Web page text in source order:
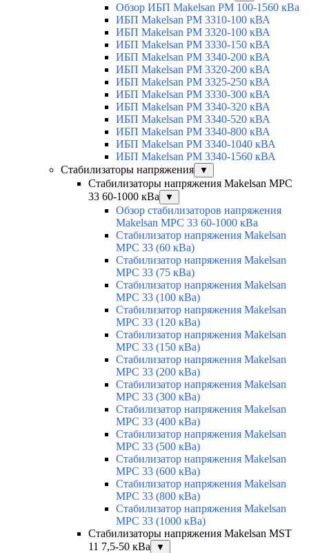
Обзор ИБП Makelsan PM 100-1560 кВа
ИБП Makelsan PM 3310-100 кВА
ИБП Makelsan PM 3320-100 кВА
ИБП Makelsan PM 3330-150 кВА
ИБП Makelsan PM 3340-200 кВА
ИБП Makelsan PM 3320-200 кВА
ИБП Makelsan PM 3325-250 кВА
ИБП Makelsan PM 3330-300 кВА
ИБП Makelsan PM 3340-320 кВА
ИБП Makelsan PM 3340-520 кВА
ИБП Makelsan PM 3340-800 кВА
ИБП Makelsan PM 3340-1040 кВА
ИБП Makelsan PM 3340-1560 кВА
Стабилизаторы напряжения
▼
Стабилизаторы напряжения Makelsan MPC
33 60-1000 кВа
▼
Обзор стабилизаторов напряжения
Makelsan MPC 33 60-1000 кВа
Стабилизатор напряжения Makelsan
MPC 33 (60 кВа)
Стабилизатор напряжения Makelsan
MPC 33 (75 кВа)
Стабилизатор напряжения Makelsan
MPC 33 (100 кВа)
Стабилизатор напряжения Makelsan
MPC 33 (120 кВа)
Стабилизатор напряжения Makelsan
MPC 33 (150 кВа)
Стабилизатор напряжения Makelsan
MPC 33 (200 кВа)
Стабилизатор напряжения Makelsan
MPC 33 (300 кВа)
Стабилизатор напряжения Makelsan
MPC 33 (400 кВа)
Стабилизатор напряжения Makelsan
MPC 33 (500 кВа)
Стабилизатор напряжения Makelsan
MPC 33 (600 кВа)
Стабилизатор напряжения Makelsan
MPC 33 (800 кВа)
Стабилизатор напряжения Makelsan
MPC 33 (1000 кВа)
Стабилизаторы напряжения Makelsan MST
11 7,5-50 кВа
▼